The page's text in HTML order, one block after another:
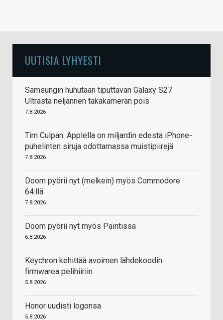
UUTISIA LYHYESTI
Samsungin huhutaan tiputtavan Galaxy S27
Ultrasta neljännen takakameran pois
7.8.2026
Tim Culpan: Applella on miljardin edestä iPhone-
puhelinten siruja odottamassa muistipiirejä
7.8.2026
Doom pyörii nyt (melkein) myös Commodore
64:llä
7.8.2026
Doom pyörii nyt myös Paintissa
6.8.2026
Keychron kehittää avoimen lähdekoodin
firmwarea pelihiiriin
5.8.2026
Honor uudisti logonsa
5.8.2026